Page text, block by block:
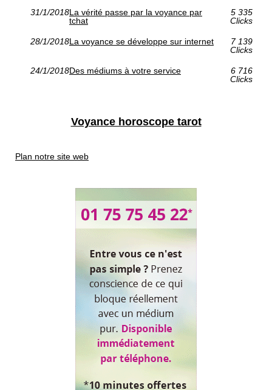
31/1/2018La vérité passe par la voyance par
tchat
5 335
Clicks
28/1/2018La voyance se développe sur internet
7 139
Clicks
24/1/2018Des médiums à votre service
6 716
Clicks
Voyance horoscope tarot
Plan notre site web